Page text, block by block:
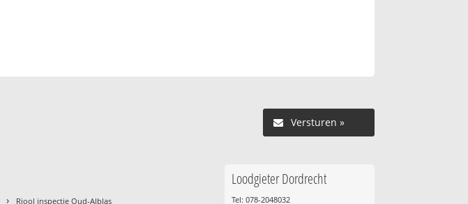
Versturen »
› Riool inspectie Oud-Alblas
Loodgieter Dordrecht
Tel: 078-2048032